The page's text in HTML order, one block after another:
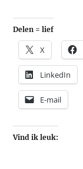
Delen = lief
X
LinkedIn
E-mail
Vind ik leuk: